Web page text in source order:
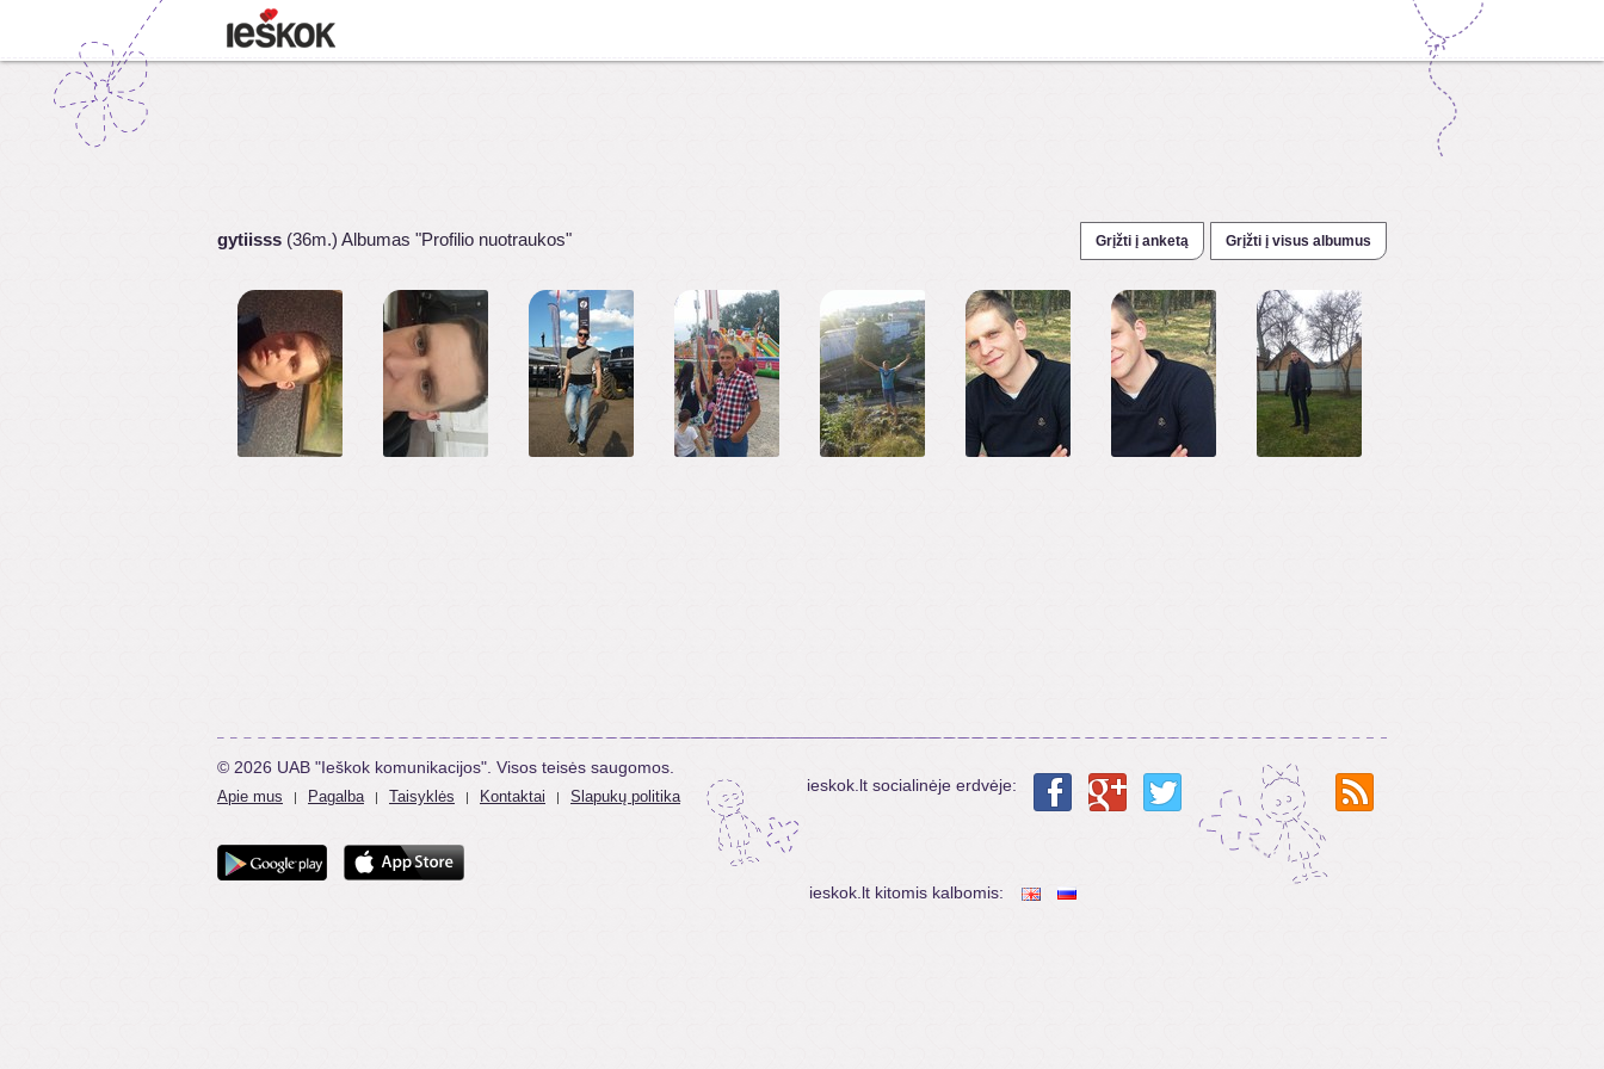
gytiisss (36m.) Albumas "Profilio nuotraukos" Grįžti į anketą Grįžti į visus albumus
© 2026 UAB "Ieškok komunikacijos". Visos teisės saugomos.
Apie mus | Pagalba | Taisyklės | Kontaktai | Slapukų politika
ieskok.lt socialinėje erdvėje:
ieskok.lt kitomis kalbomis: